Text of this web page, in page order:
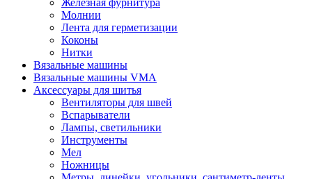
Железная фурнитура
Молнии
Лента для герметизации
Коконы
Нитки
Вязальные машины
Вязальные машины VMA
Аксессуары для шитья
Вентиляторы для швей
Вспарыватели
Лампы, светильники
Инструменты
Мел
Ножницы